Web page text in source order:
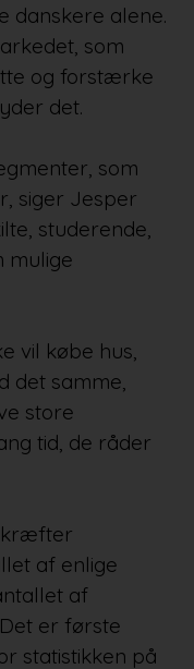
danskere alene.
som
og forstærke
det.
som
siger Jesper
studerende,
mulige
vil købe hus,
det samme,
store
tid, de råder
af enlige
af
er første
statistikken på